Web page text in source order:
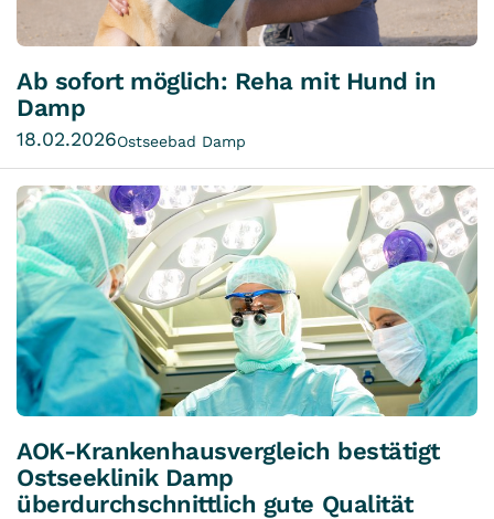
Ab sofort möglich: Reha mit Hund in
Damp
18.02.2026Ostseebad Damp
AOK-Krankenhausvergleich bestätigt
Ostseeklinik Damp
überdurchschnittlich gute Qualität